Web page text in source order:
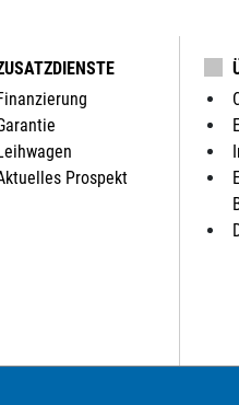
Prospekt